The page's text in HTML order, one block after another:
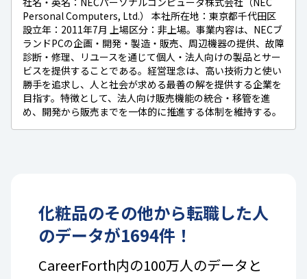
Personal Computers, Ltd.） 本社所在地：東京都千代田区
設立年：2011年7月 上場区分：非上場。事業内容は、NECブ
ランドPCの企画・開発・製造・販売、周辺機器の提供、故障
診断・修理、リユースを通じて個人・法人向けの製品とサー
ビスを提供することである。経営理念は、高い技術力と使い
勝手を追求し、人と社会が求める最善の解を提供する企業を
目指す。特徴として、法人向け販売機能の統合・移管を進
め、開発から販売までを一体的に推進する体制を維持する。
化粧品のその他から転職した人
のデータが1694件！
CareerForth内の100万人のデータと